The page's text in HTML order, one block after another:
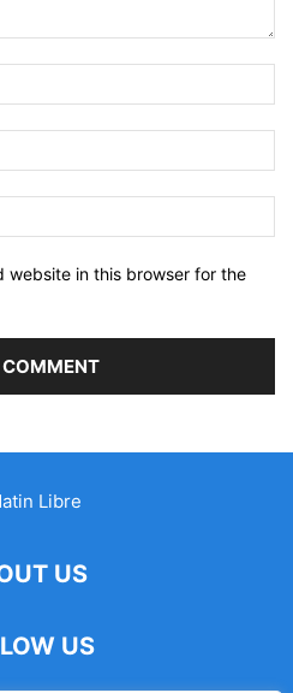
website in this browser for the
US
US